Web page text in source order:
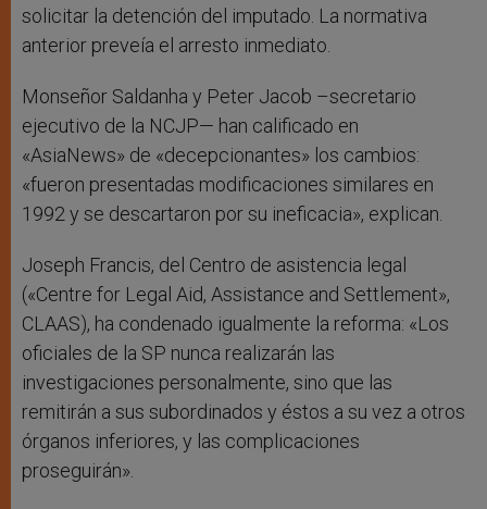
solicitar la detención del imputado. La normativa
anterior preveía el arresto inmediato.
Monseñor Saldanha y Peter Jacob –secretario
ejecutivo de la NCJP— han calificado en
«AsiaNews» de «decepcionantes» los cambios:
«fueron presentadas modificaciones similares en
1992 y se descartaron por su ineficacia», explican.
Joseph Francis, del Centro de asistencia legal
(«Centre for Legal Aid, Assistance and Settlement»,
CLAAS), ha condenado igualmente la reforma: «Los
oficiales de la SP nunca realizarán las
investigaciones personalmente, sino que las
remitirán a sus subordinados y éstos a su vez a otros
órganos inferiores, y las complicaciones
proseguirán».